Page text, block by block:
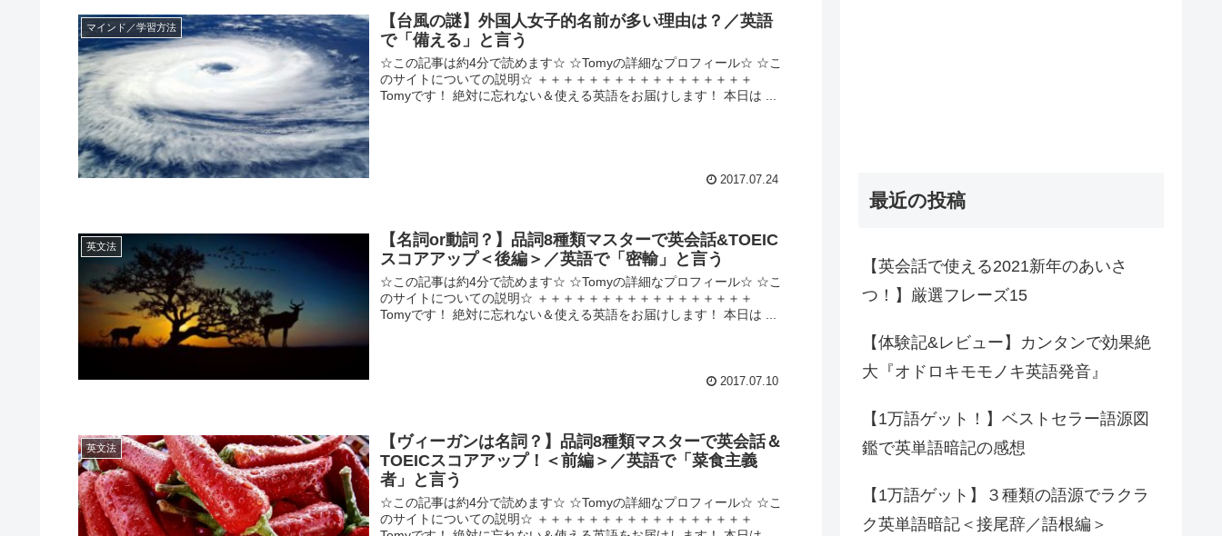
マインド／学習方法
【台風の謎】外国人女子的名前が多い理由は？／英語
で「備える」と言う
☆この記事は約4分で読めます☆ ☆Tomyの詳細なプロフィール☆ ☆こ
のサイトについての説明☆ ＋＋＋＋＋＋＋＋＋＋＋＋＋＋＋＋＋
Tomyです！ 絶対に忘れない＆使える英語をお届けします！ 本日は ...
2017.07.24
英文法
【名詞or動詞？】品詞8種類マスターで英会話&TOEIC
スコアアップ＜後編＞／英語で「密輸」と言う
☆この記事は約4分で読めます☆ ☆Tomyの詳細なプロフィール☆ ☆こ
のサイトについての説明☆ ＋＋＋＋＋＋＋＋＋＋＋＋＋＋＋＋＋
Tomyです！ 絶対に忘れない＆使える英語をお届けします！ 本日は ...
2017.07.10
英文法
【ヴィーガンは名詞？】品詞8種類マスターで英会話＆
TOEICスコアアップ！＜前編＞／英語で「菜食主義
者」と言う
☆この記事は約4分で読めます☆ ☆Tomyの詳細なプロフィール☆ ☆こ
のサイトについての説明☆ ＋＋＋＋＋＋＋＋＋＋＋＋＋＋＋＋＋
最近の投稿
【英会話で使える2021新年のあいさ
つ！】厳選フレーズ15
【体験記&レビュー】カンタンで効果絶
大『オドロキモモノキ英語発音』
【1万語ゲット！】ベストセラー語源図
鑑で英単語暗記の感想
【1万語ゲット】３種類の語源でラクラ
ク英単語暗記＜接尾辞／語根編＞